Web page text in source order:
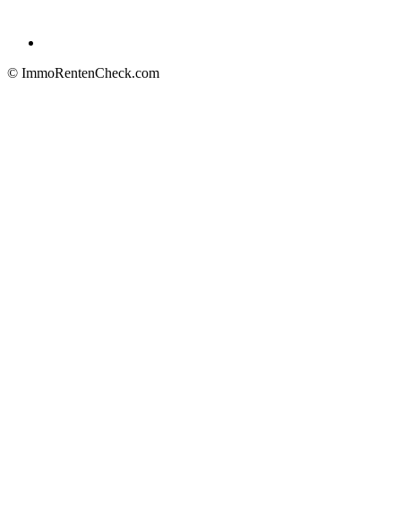
© ImmoRentenCheck.com